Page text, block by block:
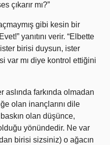
çıkarır mı?”
gibi kesin bir
yanıtını verir. “Elbette
birisi duysun, ister
var mı diye kontrol ettiğini
aslında farkında olmadan
olan inançlarını dile
olan düşünce,
yönündedir. Ne var
birisi sizsiniz) o ağacın